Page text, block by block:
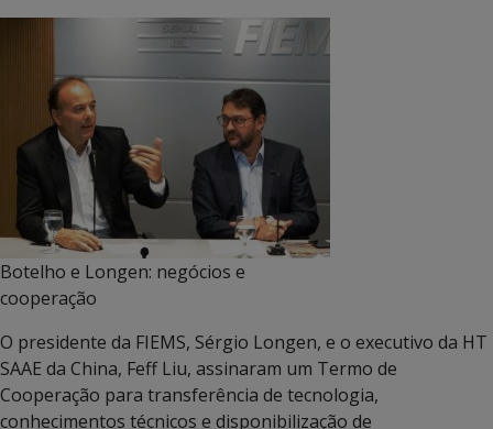
Botelho e Longen: negócios e
cooperação
O presidente da FIEMS, Sérgio Longen, e o executivo da HT
SAAE da China, Feff Liu, assinaram um Termo de
Cooperação para transferência de tecnologia,
conhecimentos técnicos e disponibilização de